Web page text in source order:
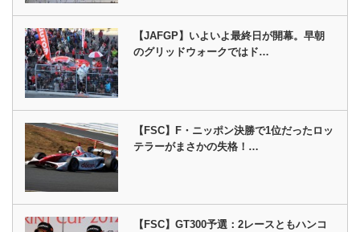
【JAFGP】いよいよ最終日が開幕。早朝
のグリッドウォークではド…
【FSC】F・ニッポン決勝で1位だったロッ
テラーがまさかの失格！…
【FSC】GT300予選：2レースともハンコ